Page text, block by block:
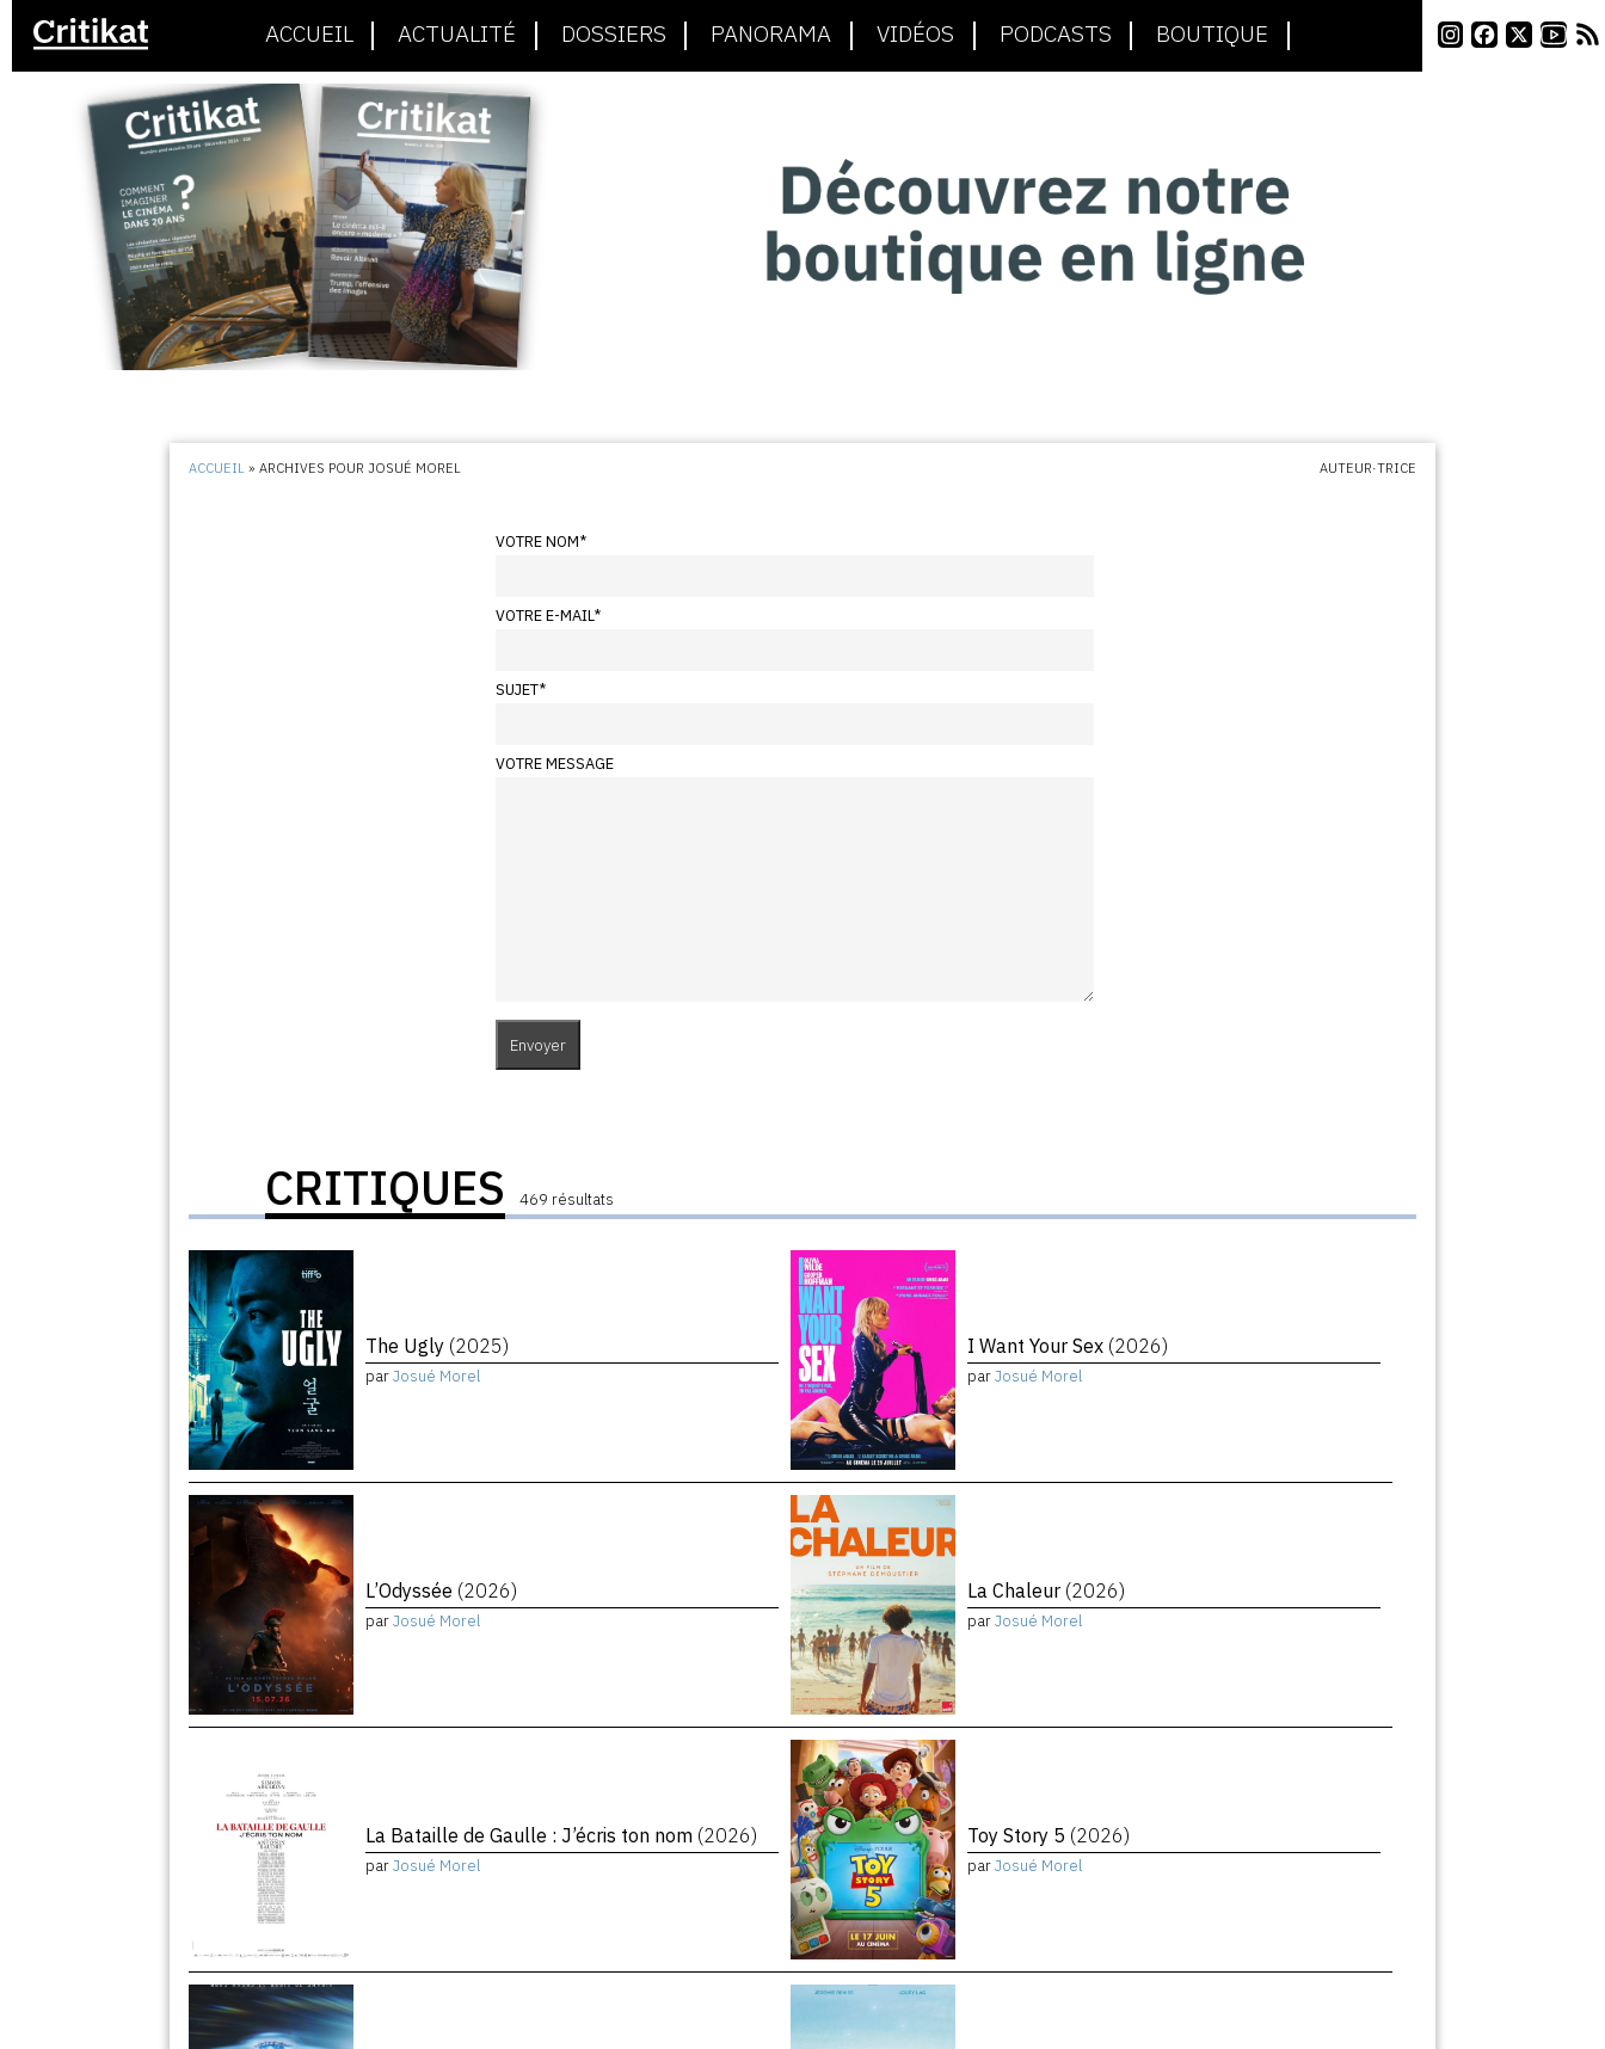
ACCUEIL ACTUALITÉ DOSSIERS PANORAMA VIDÉOS PODCASTS BOUTIQUE
ACCUEIL »ARCHIVES POUR JOSUÉ MOREL AUTEUR·TRICE
VOTRE NOM*
VOTRE E-MAIL*
SUJET*
VOTRE MESSAGE
CRITIQUES 469 résultats
The Ugly (2025)
parJosué Morel
I Want Your Sex (2026)
parJosué Morel
L’Odyssée (2026)
parJosué Morel
La Chaleur (2026)
parJosué Morel
La Bataille de Gaulle : J’écris ton nom (2026)
parJosué Morel
Toy Story 5 (2026)
parJosué Morel